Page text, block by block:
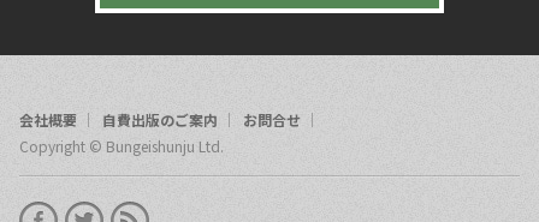
会社概要 自費出版のご案内
お問合せ
Copyright © Bungeishunju Ltd.